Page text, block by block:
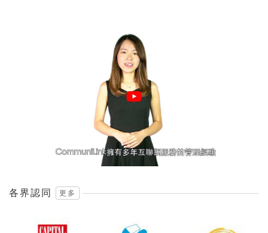
各界認同 更多